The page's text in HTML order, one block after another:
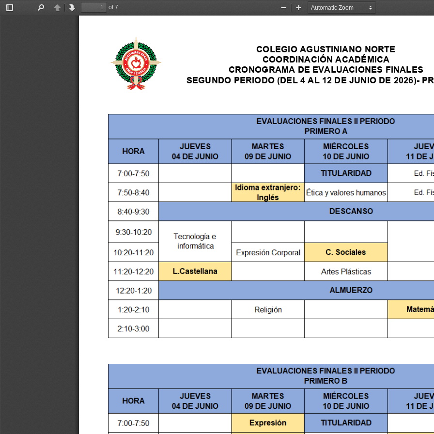
Toggle
PreviousNext
of 7
Zoom
Zoom
COLEGIO AGUSTINIANO NORTE
COORDINACIÓN ACADÉMICA
CRONOGRAMA DE EVALUACIONES FINALES
SEGUNDO PERIODO (DEL 4 AL 12 DE JUNIO DE 2026)-